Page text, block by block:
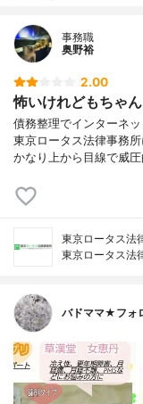
事務職
奥野裕
2.00
怖いけれどもちゃ
債務整理でインターネ
東京ロータス法律事務
かなり上から目線で威
東京ロータス法
東京ロータス法
バドママ★フォ